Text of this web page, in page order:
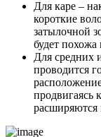
Для каре –
короткие
затылочной
будет
Для средних
проводится
продвигаясь
расширяются